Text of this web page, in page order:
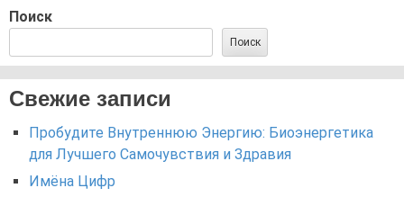
Поиск
Поиск
Свежие записи
Пробудите Внутреннюю Энергию: Биоэнергетика
для Лучшего Самочувствия и Здравия
Имёна Цифр